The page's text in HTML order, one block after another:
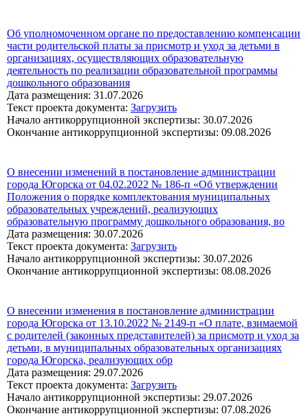
Об уполномоченном органе по предоставлению компенсации
части родительской платы за присмотр и уход за детьми в
организациях, осуществляющих образовательную
деятельность по реализации образовательной программы
дошкольного образования
Дата размещения: 31.07.2026
Текст проекта документа: Загрузить
Начало антикоррупционной экспертизы: 30.07.2026
Окончание антикоррупционной экспертизы: 09.08.2026
О внесении изменений в постановление администрации
города Югорска от 04.02.2022 № 186-п «Об утверждении
Положения о порядке комплектования муниципальных
образовательных учреждений, реализующих
образовательную программу дошкольного образования, во
Дата размещения: 30.07.2026
Текст проекта документа: Загрузить
Начало антикоррупционной экспертизы: 30.07.2026
Окончание антикоррупционной экспертизы: 08.08.2026
О внесении изменения в постановление администрации
города Югорска от 13.10.2022 № 2149-п «О плате, взимаемой
с родителей (законных представителей) за присмотр и уход за
детьми, в муниципальных образовательных организациях
города Югорска, реализующих обр
Дата размещения: 29.07.2026
Текст проекта документа: Загрузить
Начало антикоррупционной экспертизы: 29.07.2026
Окончание антикоррупционной экспертизы: 07.08.2026